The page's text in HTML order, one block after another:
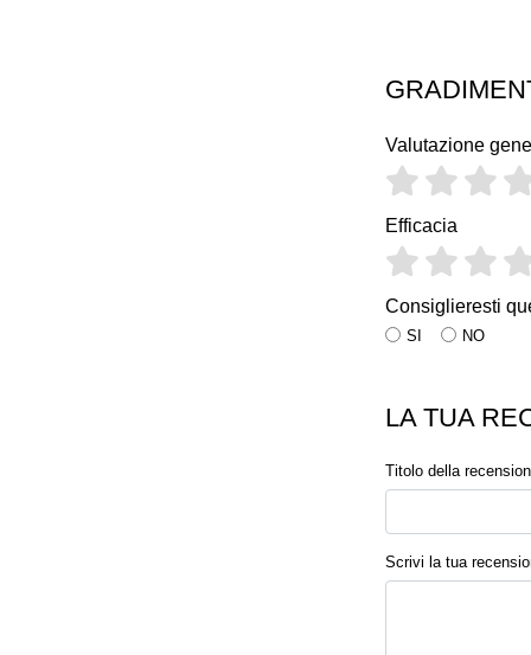
Valutazione
Efficacia
Consiglieresti
SI NO
LA TUA
Titolo della
Scrivi la tua